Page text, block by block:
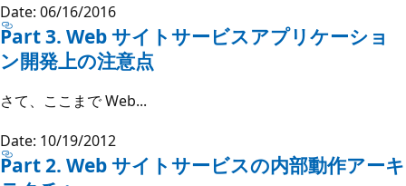
Date: 06/16/2016
Part 3. Web サイトサービスアプリケーショ
ン開発上の注意点
さて、ここまで Web...
Date: 10/19/2012
Part 2. Web サイトサービスの内部動作アーキ